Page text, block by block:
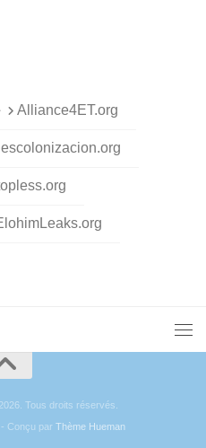
Alliance4ET.org
Tous droits réservés.
- Conçu parThème Hueman